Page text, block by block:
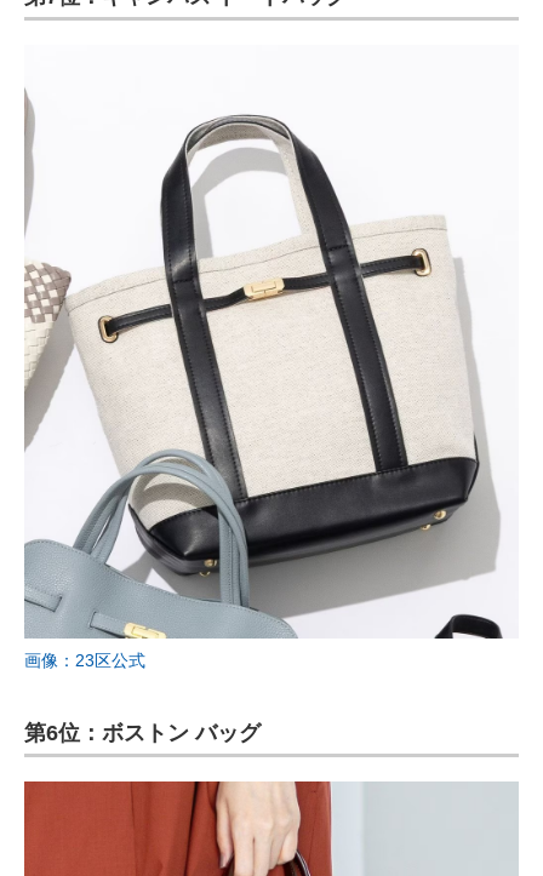
画像：23区公式
第6位：ボストン バッグ